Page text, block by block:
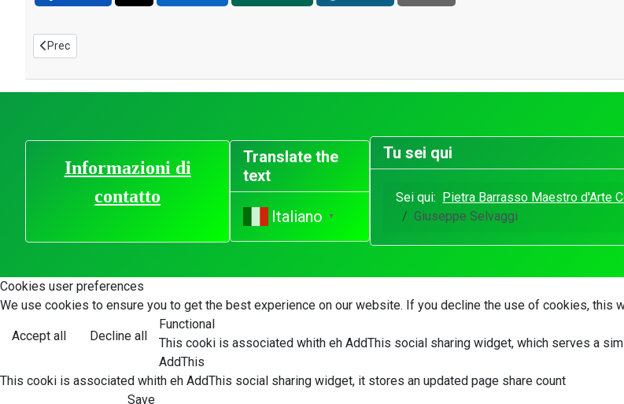
Articolo precedente: Alfio Borghese - sulla scia degli insegnamenti di Paul Klee
Prec
Informazioni di
contatto
Translate the
text
Italiano ▼
Tu sei qui
Sei qui: Pietra Barrasso Maestro d'Arte
Giuseppe Selvaggi
Cookies user preferences
We use cookies to ensure you to get the best experience on our website. If you decline the use of cookies, this
Accept all Decline all
Functional
This cooki is associated whith eh AddThis social sharing widget, which serves a
AddThis
This cooki is associated whith eh AddThis social sharing widget, it stores an updated page share count
Save